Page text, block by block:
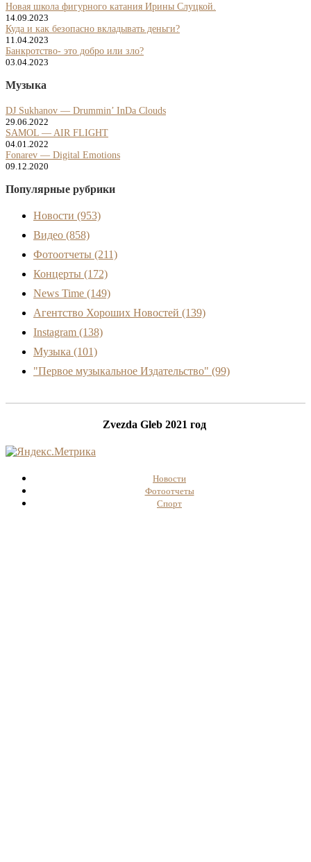
Новая школа фигурного катания Ирины Слуцкой.
14.09.2023
Куда и как безопасно вкладывать деньги?
11.04.2023
Банкротство- это добро или зло?
03.04.2023
Музыка
DJ Sukhanov — Drummin’ InDa Clouds
29.06.2022
SAMOL — AIR FLIGHT
04.01.2022
Fonarev — Digital Emotions
09.12.2020
Популярные рубрики
Новости (953)
Видео (858)
Фотоотчеты (211)
Концерты (172)
News Time (149)
Агентство Хороших Новостей (139)
Instagram (138)
Музыка (101)
"Первое музыкальное Издательство" (99)
Zvezda Gleb 2021 год
Новости
Фотоотчеты
Спорт